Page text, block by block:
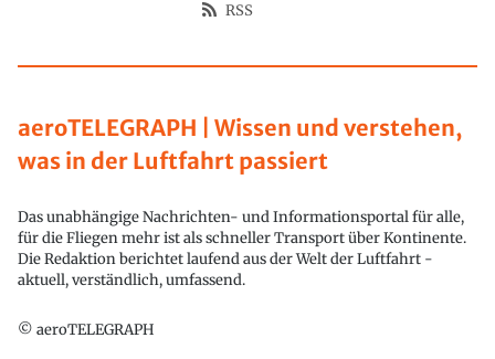
aeroTELEGRAPH | Wissen und verstehen,
was in der Luftfahrt passiert
Das unabhängige Nachrichten- und Informationsportal für alle,
für die Fliegen mehr ist als schneller Transport über Kontinente.
Die Redaktion berichtet laufend aus der Welt der Luftfahrt -
aktuell, verständlich, umfassend.
© aeroTELEGRAPH
RSS